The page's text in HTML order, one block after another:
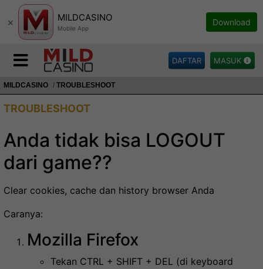
× MILDCASINO
Mobile App
Download
DAFTAR MASUK
MILDCASINO TROUBLESHOOT
TROUBLESHOOT
Anda tidak bisa LOGOUT
dari game??
Clear cookies, cache dan history browser Anda
Caranya:
Mozilla Firefox
Tekan CTRL + SHIFT + DEL (di keyboard